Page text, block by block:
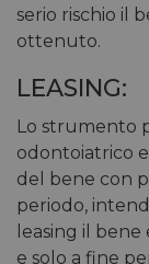
serio rischio il
ottenuto.
LEASING:
Lo strumento
odontoiatrico
del bene con
periodo,
leasing il
e solo a fine